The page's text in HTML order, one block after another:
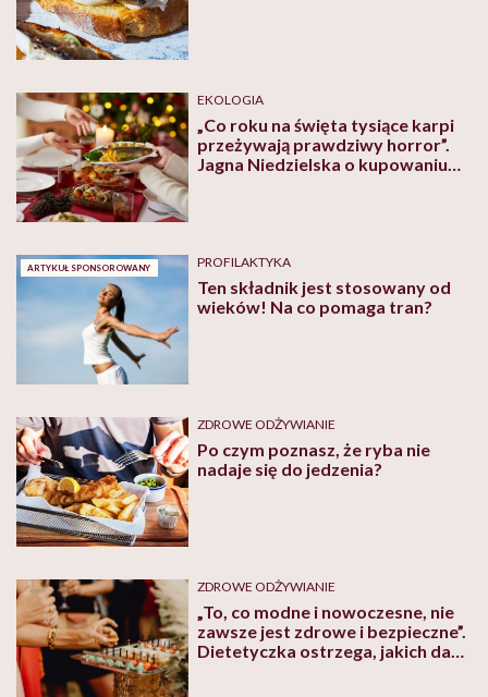
EKOLOGIA
„Co roku na święta tysiące karpi
przeżywają prawdziwy horror”.
Jagna Niedzielska o kupowaniu
ARTYKUŁ SPONSOROWANY PROFILAKTYKA
Ten składnik jest stosowany od
wieków! Na co pomaga tran?
ZDROWE ODŻYWIANIE
Po czym poznasz, że ryba nie
nadaje się do jedzenia?
ZDROWE ODŻYWIANIE
„To, co modne i nowoczesne, nie
zawsze jest zdrowe i bezpieczne”.
Dietetyczka ostrzega, jakich dań